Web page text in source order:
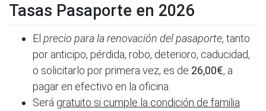
Tasas Pasaporte en 2026
El precio para la renovación del pasaporte, tanto
por anticipo, pérdida, robo, deterioro, caducidad,
o solicitarlo por primera vez, es de 26,00€, a
pagar en efectivo en la oficina.
Será gratuito si cumple la condición de familia